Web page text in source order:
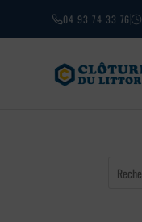
04 93 74 33 76